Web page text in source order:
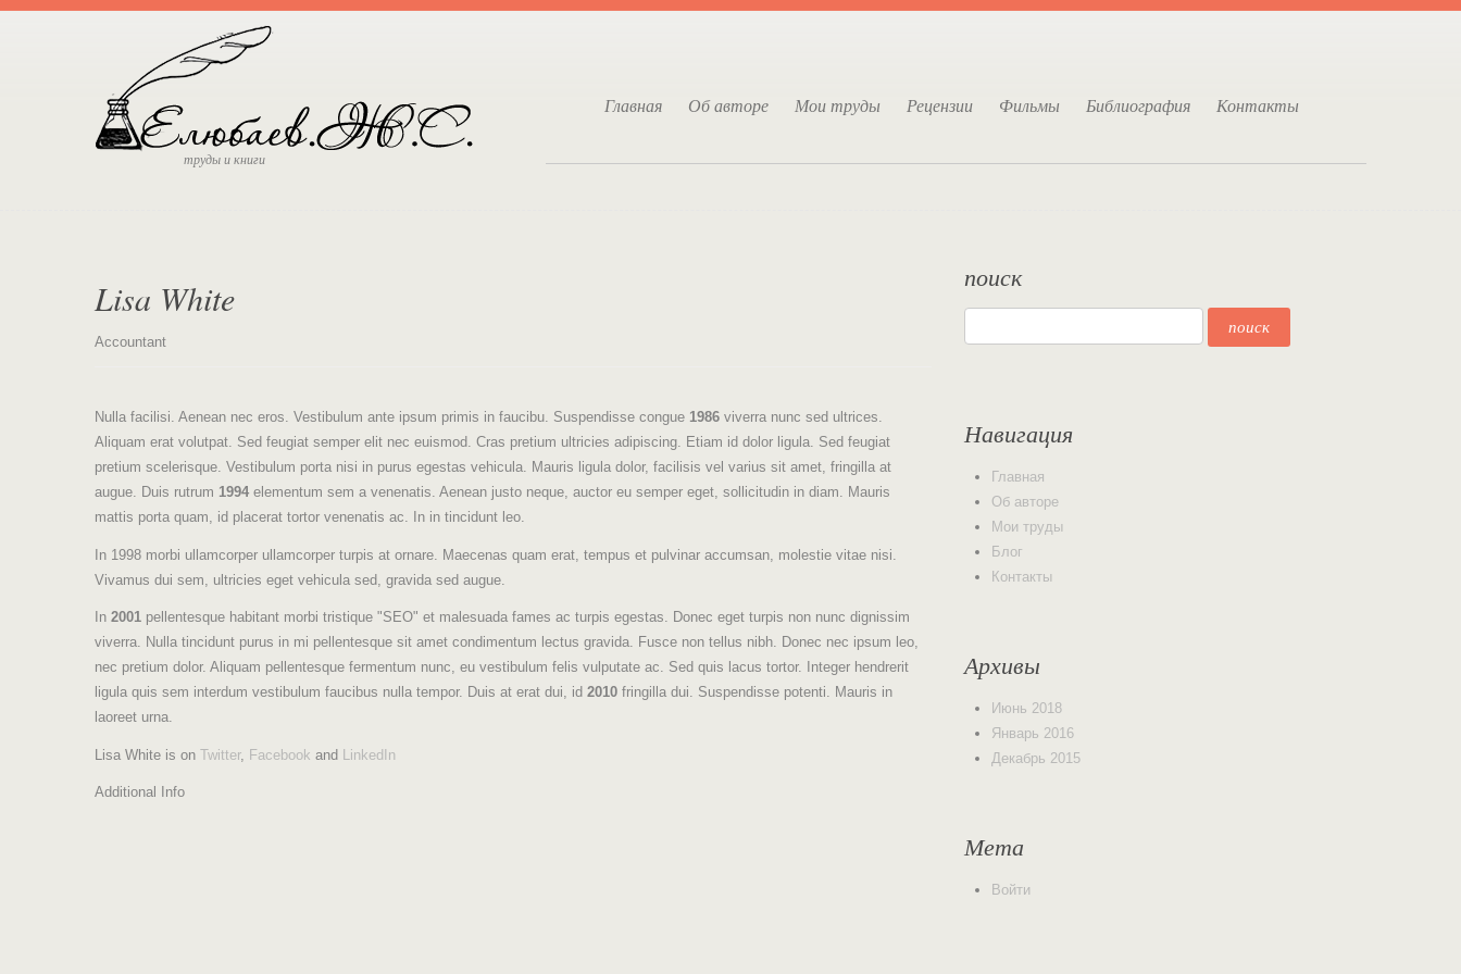
труды и книги
Главная Об авторе Мои труды Рецензии Фильмы Библиография Контакты
Lisa White
Accountant
Nulla facilisi. Aenean nec eros. Vestibulum ante ipsum primis in faucibu. Suspendisse congue 1986 viverra nunc sed ultrices.
Aliquam erat volutpat. Sed feugiat semper elit nec euismod. Cras pretium ultricies adipiscing. Etiam id dolor ligula. Sed feugiat
pretium scelerisque. Vestibulum porta nisi in purus egestas vehicula. Mauris ligula dolor, facilisis vel varius sit amet, fringilla at
augue. Duis rutrum 1994 elementum sem a venenatis. Aenean justo neque, auctor eu semper eget, sollicitudin in diam. Mauris
mattis porta quam, id placerat tortor venenatis ac. In in tincidunt leo.
In 1998 morbi ullamcorper ullamcorper turpis at ornare. Maecenas quam erat, tempus et pulvinar accumsan, molestie vitae nisi.
Vivamus dui sem, ultricies eget vehicula sed, gravida sed augue.
In 2001 pellentesque habitant morbi tristique "SEO" et malesuada fames ac turpis egestas. Donec eget turpis non nunc dignissim
viverra. Nulla tincidunt purus in mi pellentesque sit amet condimentum lectus gravida. Fusce non tellus nibh. Donec nec ipsum leo,
nec pretium dolor. Aliquam pellentesque fermentum nunc, eu vestibulum felis vulputate ac. Sed quis lacus tortor. Integer hendrerit
ligula quis sem interdum vestibulum faucibus nulla tempor. Duis at erat dui, id 2010 fringilla dui. Suspendisse potenti. Mauris in
laoreet urna.
Lisa White is on Twitter, Facebook and LinkedIn
Additional Info
поиск
Навигация
Главная
Об авторе
Мои труды
Блог
Контакты
Архивы
Июнь 2018
Январь 2016
Декабрь 2015
Мета
Войти